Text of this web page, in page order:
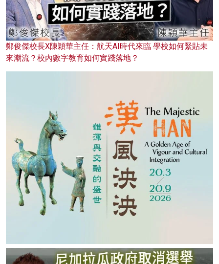
鄭俊傑校長X陳穎華主任：航天AI時代來臨 學校如何緊貼未
來潮流？校內數字教育如何實踐落地？